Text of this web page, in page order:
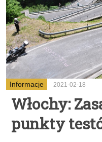
Informacje 2021-02-18
Włochy:
punkty